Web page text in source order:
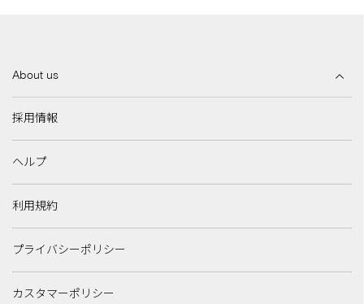
About us
採用情報
ヘルプ
利用規約
プライバシーポリシー
カスタマーポリシー